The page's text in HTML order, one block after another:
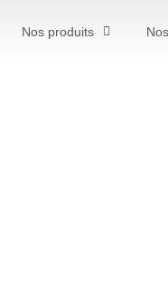
Nos produits